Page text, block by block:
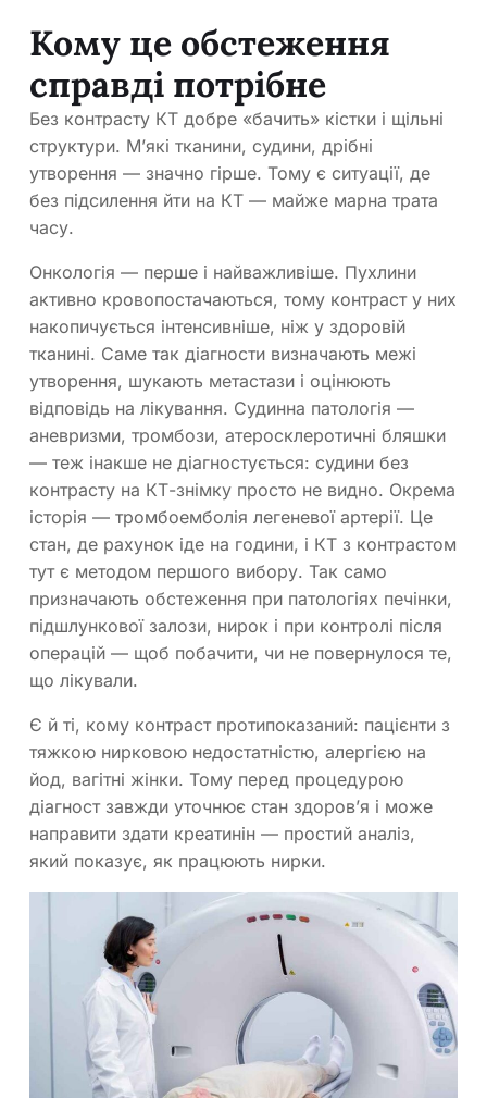
Кому це обстеження
справді потрібне
Без контрасту КТ добре «бачить» кістки і щільні
структури. М’які тканини, судини, дрібні
утворення — значно гірше. Тому є ситуації, де
без підсилення йти на КТ — майже марна трата
часу.
Онкологія — перше і найважливіше. Пухлини
активно кровопостачаються, тому контраст у них
накопичується інтенсивніше, ніж у здоровій
тканині. Саме так діагности визначають межі
утворення, шукають метастази і оцінюють
відповідь на лікування. Судинна патологія —
аневризми, тромбози, атеросклеротичні бляшки
— теж інакше не діагностується: судини без
контрасту на КТ-знімку просто не видно. Окрема
історія — тромбоемболія легеневої артерії. Це
стан, де рахунок іде на години, і КТ з контрастом
тут є методом першого вибору. Так само
призначають обстеження при патологіях печінки,
підшлункової залози, нирок і при контролі після
операцій — щоб побачити, чи не повернулося те,
що лікували.
Є й ті, кому контраст протипоказаний: пацієнти з
тяжкою нирковою недостатністю, алергією на
йод, вагітні жінки. Тому перед процедурою
діагност завжди уточнює стан здоров’я і може
направити здати креатинін — простий аналіз,
який показує, як працюють нирки.